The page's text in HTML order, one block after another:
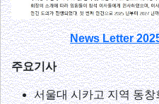
News Letter
주요기사
서울대 시카고 지역 동